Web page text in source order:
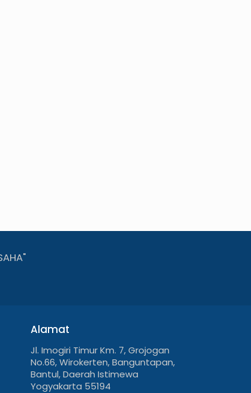
Alamat
Jl. Imogiri Timur Km. 7, Grojogan
No.66, Wirokerten, Banguntapan,
Bantul, Daerah Istimewa
Yogyakarta 55194